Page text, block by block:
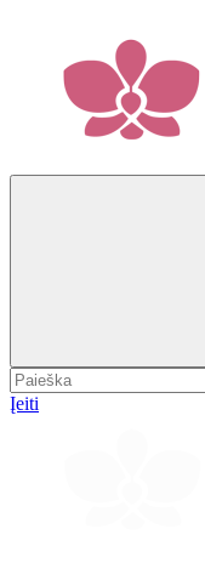
Įeiti